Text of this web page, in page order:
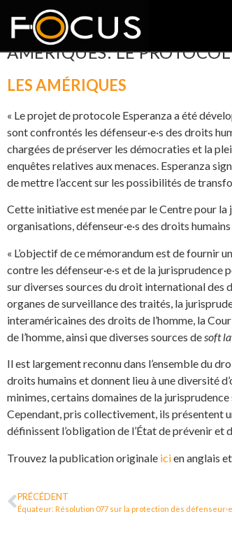
AMÉRIQUES: LE
LES AMÉRIQUES
« Le projet de protocole Esperanza a été
sont confrontés les défenseur·e·s des droits
chargées de préserver les démocraties et la
enquêtes relatives aux menaces. Esperanza
de mettre l’accent sur les possibilités de
Cette initiative est menée par le Centre pour
organisations, défenseur·e·s des droits
« L’objectif de ce mémorandum est de fournir
contre les défenseur·e·s et de la
sur diverses sources du droit international des
organes de surveillance des traités, la
interaméricaines des droits de l’homme, la
de l’homme, ainsi que diverses sources de soft
Il est largement reconnu dans l’ensemble du
droits humains et donnent lieu à une diversité
minimes, certains domaines de la
Cependant, pris collectivement, ils présentent
définissent l’obligation de l’État de prévenir et
Trouvez la publication originale icien anglais
PRÉCÉDENT
Équateur: Résolution 077 sur la protection des